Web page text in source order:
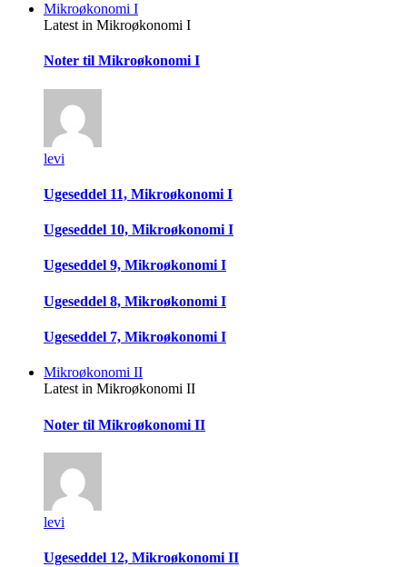
Mikroøkonomi I
Latest in Mikroøkonomi I
Noter til Mikroøkonomi I
levi
Ugeseddel 11, Mikroøkonomi I
Ugeseddel 10, Mikroøkonomi I
Ugeseddel 9, Mikroøkonomi I
Ugeseddel 8, Mikroøkonomi I
Ugeseddel 7, Mikroøkonomi I
Mikroøkonomi II
Latest in Mikroøkonomi II
Noter til Mikroøkonomi II
levi
Ugeseddel 12, Mikroøkonomi II